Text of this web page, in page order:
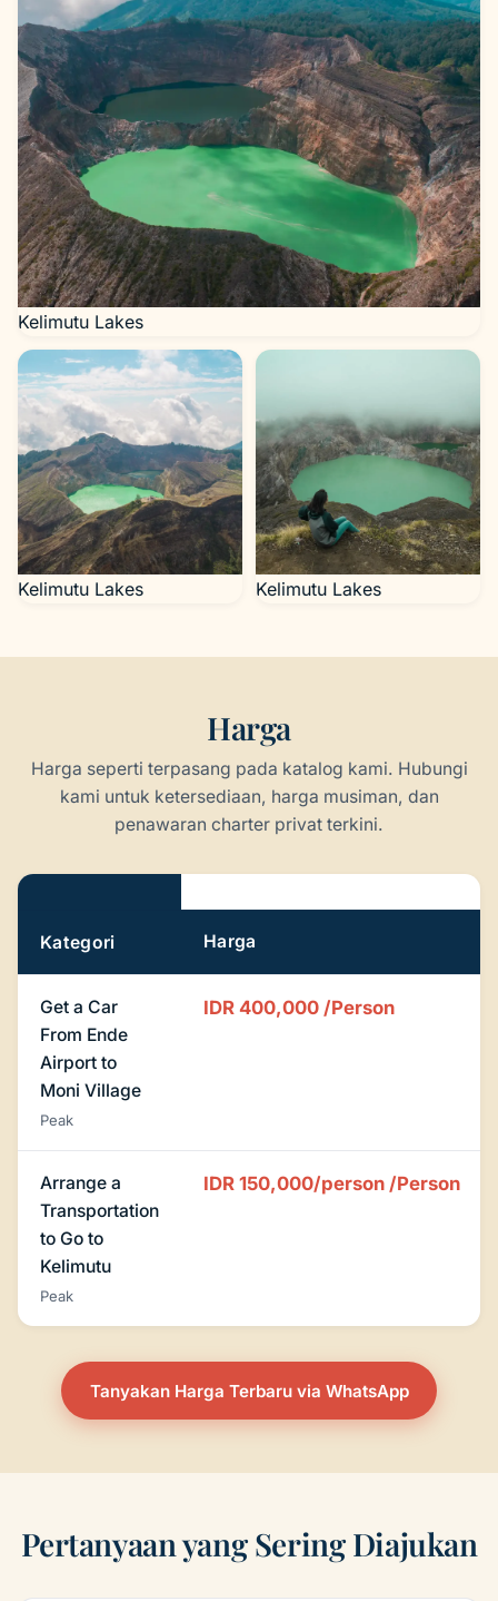
Kelimutu Lakes
Kelimutu Lakes Kelimutu Lakes
Harga
Harga seperti terpasang pada katalog kami. Hubungi
kami untuk ketersediaan, harga musiman, dan
penawaran charter privat terkini.
Harga
Kategori Harga
Get a Car
From Ende
Airport to
Moni Village
Peak
IDR 400,000 /Person
Arrange a
Transportation
to Go to
Kelimutu
Peak
IDR 150,000/person /Person
Tanyakan Harga Terbaru via WhatsApp
Pertanyaan yang Sering Diajukan